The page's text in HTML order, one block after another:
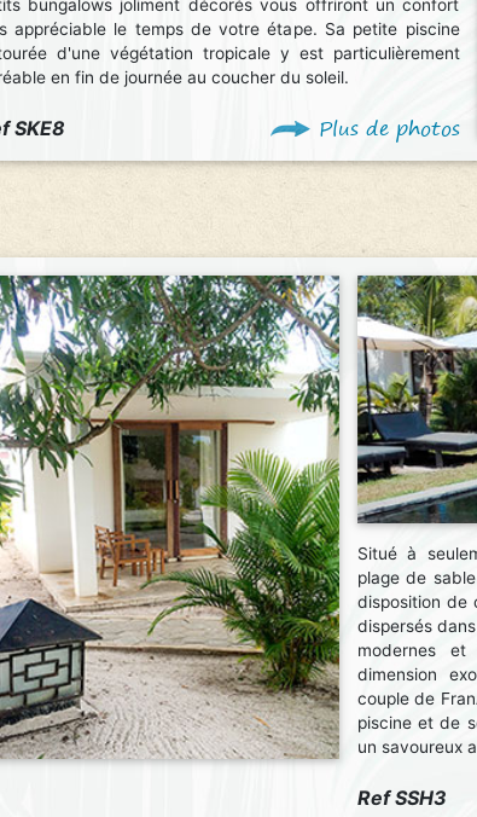
bungalows joliment décorés vous offriront un confort
appréciable le temps de votre étape. Sa petite piscine
d'une végétation tropicale y est particulièrement
en fin de journée au coucher du soleil.
SKE8 Plus de photos
Situé à
plage de
disposition de
dispersés
modernes
dimension
couple de
piscine et de
un savoureux
Ref SSH3